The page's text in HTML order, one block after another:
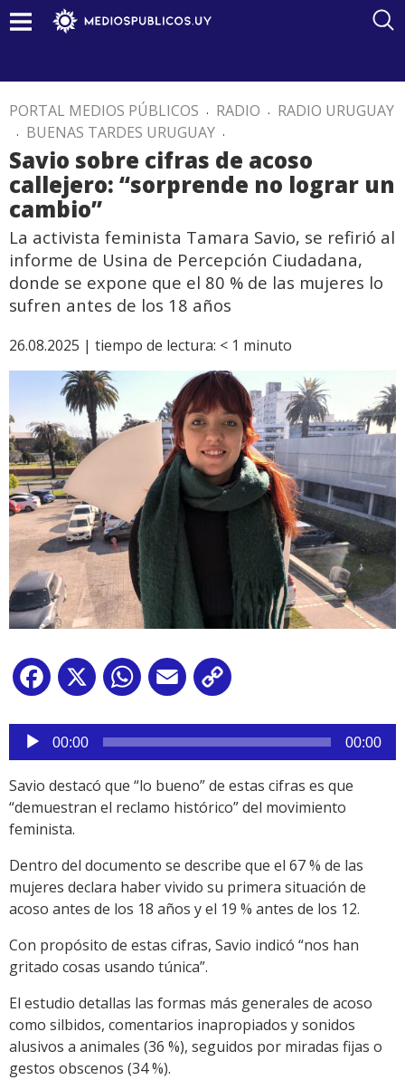
PORTAL MEDIOS PÚBLICOS . RADIO . RADIO URUGUAY
. BUENAS TARDES URUGUAY .
Savio sobre cifras de acoso
callejero: “sorprende no lograr un
cambio”
La activista feminista Tamara Savio, se refirió al
informe de Usina de Percepción Ciudadana,
donde se expone que el 80 % de las mujeres lo
sufren antes de los 18 años
26.08.2025 | tiempo de lectura: < 1 minuto
Facebook
X WhatsApp
Email
Reproductor
audio
00:00 00:00
Savio destacó que “lo bueno” de estas cifras es que
“demuestran el reclamo histórico” del movimiento
feminista.
Dentro del documento se describe que el 67 % de las
mujeres declara haber vivido su primera situación de
acoso antes de los 18 años y el 19 % antes de los 12.
Con propósito de estas cifras, Savio indicó “nos han
gritado cosas usando túnica”.
El estudio detallas las formas más generales de acoso
como silbidos, comentarios inapropiados y sonidos
alusivos a animales (36 %), seguidos por miradas fijas o
gestos obscenos (34 %).